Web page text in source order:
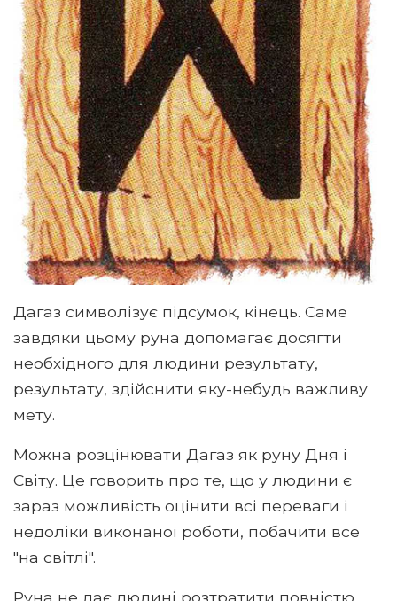
Дагаз символізує підсумок, кінець. Саме
завдяки цьому руна допомагає досягти
необхідного для людини результату,
результату, здійснити яку-небудь важливу
мету.
Можна розцінювати Дагаз як руну Дня і
Світу. Це говорить про те, що у людини є
зараз можливість оцінити всі переваги і
недоліки виконаної роботи, побачити все
"на світлі".
Руна не дає людині розтратити повністю